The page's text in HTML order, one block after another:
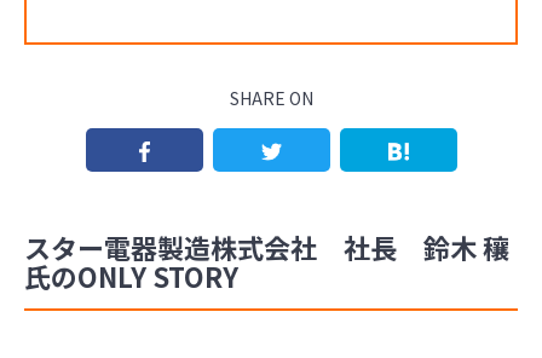
SHARE ON
スター電器製造株式会社 社長 鈴木 穰
氏のONLY STORY